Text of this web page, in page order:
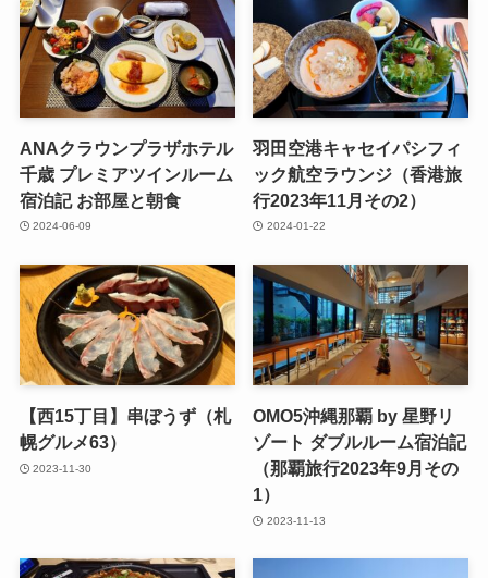
ANAクラウンプラザホテル
千歳 プレミアツインルーム
宿泊記 お部屋と朝食
2024-06-09
羽田空港キャセイパシフィ
ック航空ラウンジ（香港旅
行2023年11月その2）
2024-01-22
【西15丁目】串ぼうず（札
幌グルメ63）
2023-11-30
OMO5沖縄那覇 by 星野リ
ゾート ダブルルーム宿泊記
（那覇旅行2023年9月その
1）
2023-11-13